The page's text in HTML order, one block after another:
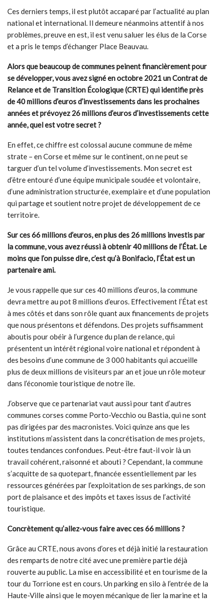
Ces derniers temps, il est plutôt accaparé par l’actualité au plan
national et international. Il demeure néanmoins attentif à nos
problèmes, preuve en est, il est venu saluer les élus de la Corse
et a pris le temps d’échanger Place Beauvau.
Alors que beaucoup de communes peinent financièrement pour
se développer, vousavez signé en octobre 2021 un Contrat de
Relance et de Transition Écologique (CRTE) qui identifie près
de 40 millions d’euros d’investissements dans les prochaines
années et prévoyez 26 millions d’euros d’investissements cette
année, quel est votre secret ?
En effet, ce chiffre est colossal aucune commune de même
strate – en Corse et même sur le continent, on ne peut se
targuer d’un tel volume d’investissements. Mon secret est
d’être entouré d’une équipe municipale soudée et volontaire,
d’une administration structurée, exemplaire et d’une population
qui partage et soutient notre projet de développement de ce
territoire.
Sur ces 66 millions d’euros, en plus des 26 millions investis par
la commune, vous avez réussi à obtenir 40 millions de l’État. Le
moins que l’on puisse dire, c’est qu’à Bonifacio, l’État est un
partenaire ami.
Je vous rappelle que sur ces 40 millions d’euros, la commune
devra mettre au pot 8 millions d’euros. Effectivement l’État est
à mes côtés et dans son rôle quant aux financements de projets
que nous présentons et défendons. Des projets suffisamment
aboutis pour obéir à l’urgence du plan de relance, qui
présentent un intérêt régional voire national et répondent à
des besoins d’une commune de 3 000 habitants qui accueille
plus de deux millions de visiteurs par an et joue un rôle moteur
dans l’économie touristique de notre île.
J’observe que ce partenariat vaut aussi pour tant d’autres
communes corses comme Porto-Vecchio ou Bastia, qui ne sont
pas dirigées par des macronistes. Voici quinze ans que les
institutions m’assistent dans la concrétisation de mes projets,
toutes tendances confondues. Peut-être faut-il voir là un
travail cohérent, raisonné et abouti ? Cependant, la commune
s’acquitte de sa quotepart, financée essentiellement par les
ressources générées par l’exploitation de ses parkings, de son
port de plaisance et des impôts et taxes issus de l’activité
touristique.
Concrètement qu’allez-vous faire avec ces 66 millions?
Grâce au CRTE, nous avons d’ores et déjà initié la restauration
des remparts de notre cité avec une première partie déjà
rouverte au public. La mise en accessibilité et en tourisme de la
tour du Torrione est en cours. Un parking en silo à l’entrée de la
Haute-Ville ainsi que le moyen mécanique de lier la marine et la